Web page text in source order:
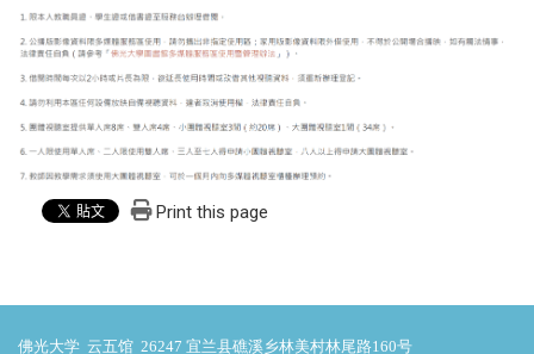
Print this page
佛光大学 云五馆 26247 宜兰县礁溪乡林美村林尾路160号